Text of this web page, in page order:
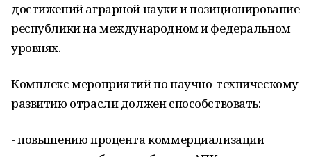
достижений аграрной науки и позиционирование
республики на международном и федеральном
уровнях.
Комплекс мероприятий по научно-техническому
развитию отрасли должен способствовать:
- повышению процента коммерциализации